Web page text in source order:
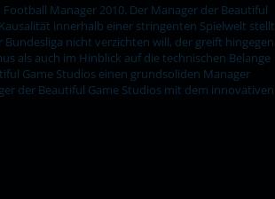
Manager 2010. Der Manager der Beautiful
innerhalb einer stringenten Spielwelt stellt
nicht verzichten will, der greift hingegen
als auch im Hinblick auf die technischen Belange
Game Studios einen grundsoliden Manager
der Beautiful Game Studios mit dem innovativen